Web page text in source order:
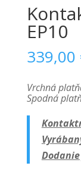
EP10
339,00
Vrchná
Spodná